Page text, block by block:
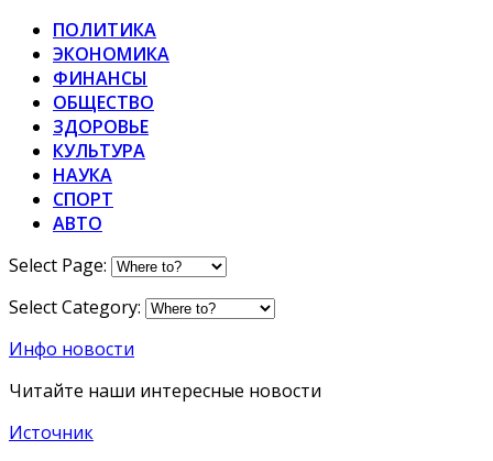
ПОЛИТИКА
ЭКОНОМИКА
ФИНАНСЫ
ОБЩЕСТВО
ЗДОРОВЬЕ
КУЛЬТУРА
НАУКА
СПОРТ
АВТО
Select Page:
Select Category:
Инфо новости
Читайте наши интересные новости
Источник